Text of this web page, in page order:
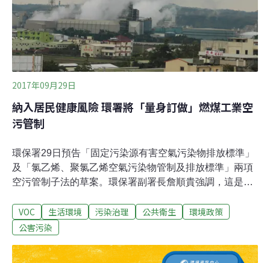
質，經過光化反應形成，雖然臭氧在大氣層可以阻擋紫外
線、高濃度的臭氧也有殺菌效果，但暴露在0.1－1ppm的
臭氧，人類會產生頭痛，眼睛灼熱，刺激呼吸道。桃園市
環保局局長沈志修表示，近10年
2017年09月29日
納入居民健康風險 環署將「量身訂做」燃煤工業空
污管制
環保署29日預告「固定污染源有害空氣污染物排放標準」
及「氯乙烯、聚氯乙烯空氣污染物管制及排放標準」兩項
空污管制子法的草案。環保署副署長詹順貴強調，這是空
的電廠、水泥廠、煉鋼廠將是首當其衝，面臨「量身訂
做」的排放標準，除了自身製程的排放狀況、當地居民的
定值來管制的狀況。而一級致癌物氯乙烯、聚氯乙烯，主
VOC 生活環境 污染治理 公共衛生
環境政策
公害污染